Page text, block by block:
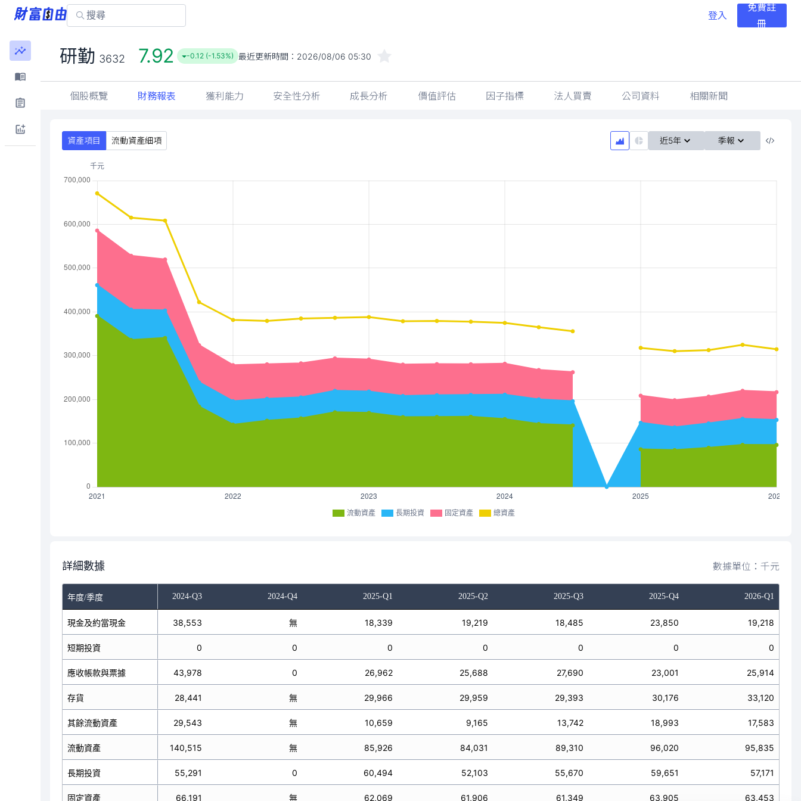
登入
免費註
冊
研勤 3632 7.92 -0.12 (-1.53%) 最近更新時間： 2026/08/06 05:30
個股概覽 財務報表 獲利能力 安全性分析 成長分析 價值評估 因子指標 法人買賣 公司資料 相關新聞
資產項目 流動資產細項 近5年 季報
流動資產 長期投資 固定資產 總資產
詳細數據 數據單位：千元
年度/季度
2024-Q2 2024-Q3 2024-Q4 2025-Q1 2025-Q2 2025-Q3 2025-Q4 2026-Q1
現金及約當現金
短期投資
應收帳款與票據
存貨
其餘流動資產
流動資產
長期投資
固定資產
42,457 38,553 無 18,339 19,219 18,485 23,850 19,218
0 0 0 0 0 0 0
47,970 43,978 0 26,962 25,688 27,690 23,001 25,914
31,722 28,441 無 29,966 29,959 29,393 30,176 33,120
21,584 29,543 無 10,659 9,165 13,742 18,993 17,583
143,733 140,515 無 85,926 84,031 89,310 96,020 95,835
56,243 55,291 0 60,494 52,103 55,670 59,651 57,171
67,153 66,191 無 62,069 61,906 61,349 63,905 63,453